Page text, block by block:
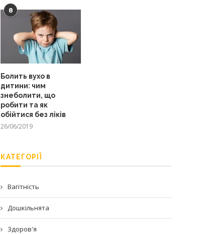
8
Болить вухо в
дитини: чим
знеболити, що
робити та як
обійтися без ліків
26/06/2019
КАТЕГОРІЇ
Вагітність
Дошкільнята
Здоров'я